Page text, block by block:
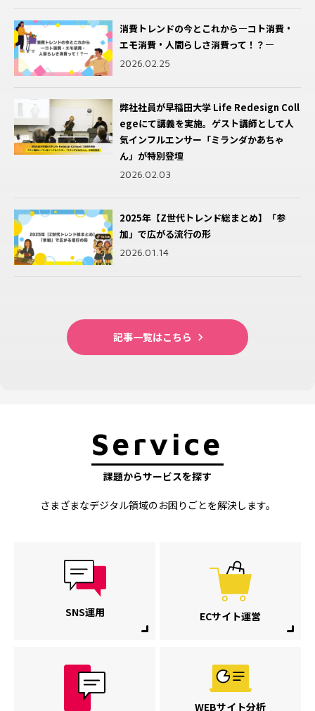
消費トレンドの今とこれから―コト消費・
エモ消費・人間らしさ消費って！？―
2026.02.25
弊社社員が早稲田大学 Life Redesign Coll
egeにて講義を実施。ゲスト講師として人
気インフルエンサー「ミランダかあちゃ
ん」が特別登壇
2026.02.03
2025年【Z世代トレンド総まとめ】「参
加」で広がる流行の形
2026.01.14
プ”が成功のカギ
2025.06.24
型動画の企画・制作・広告配信をサポート
2025.06.04
NRF 2025イベントレポート：キーワードは
グの視点で見たリテール業界最前線
2025.03.18
2024.05.17
2024.05.17
【費用対効果UP】アプリ案件でおすすめ！
「Zucks」徹底解説！
者が知っておきたい基礎知識
オーディオ広告とは？メリットや活用事
シーズン × 広告のベストマッチ！効果的な
シーズナルマーケティング事例
2025.04.09
「ひとりを楽しむ」マーケティング ー「ソ
ロ活」が広げる新しい消費スタイル
2025.08.12
能な未来をつくるブランド戦略
2025.06.24
新たなファン獲得へ！航空会社×SNSイン
2025.12.08
～会員制パフェバー「Remake easy」の集
客を加速～Meta広告のASC×ビッドマルチ
プライヤー活用事例
記事一覧はこちら
Service
課題からサービスを探す
さまざまなデジタル領域のお困りごとを解決します。
SNS運用 ECサイト運営
WEBサイト分析